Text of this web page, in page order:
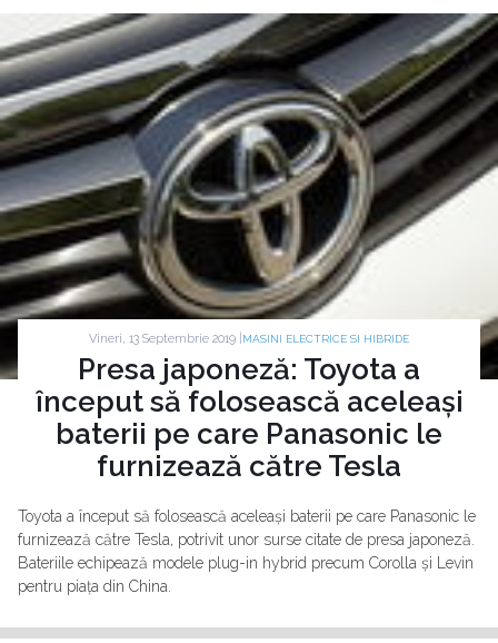
Vineri, 13 Septembrie 2019 | MASINI ELECTRICE SI HIBRIDE
Presa japoneză: Toyota a
început să folosească aceleași
baterii pe care Panasonic le
furnizează către Tesla
Toyota a început să folosească aceleași baterii pe care Panasonic le
furnizează către Tesla, potrivit unor surse citate de presa japoneză.
Bateriile echipează modele plug-in hybrid precum Corolla și Levin
pentru piața din China.